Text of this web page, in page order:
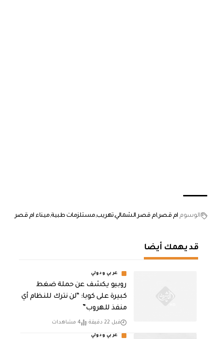
الوسوم ام قصرام قصر الشمالي تهريب مستلزمات طبية ميناء ام قصر
قد يهمك أيضا
عربي ودولي
روبيو يكشف عن حملة ضغط
كبيرة على كوبا: “لن نترك للنظام أي
منفذ للهروب”
قبل 22 دقيقة 4 مشاهدات
عربي ودولي